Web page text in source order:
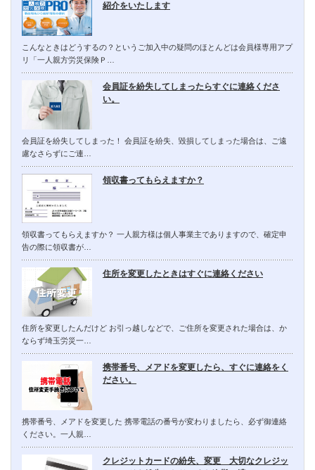
紹介をいたします
こんなときはどうするの？というご加入中の疑問のほとんどは会員様専用アプ
リ「一人親方労災保険Ｐ…
会員証を紛失してしまったらすぐに連絡くださ
い。
会員証を紛失してしまった！ 会員証を紛失、毀損してしまった場合は、ご遠
慮なさらずにご連…
領収書ってもらえますか？
領収書ってもらえますか？ 一人親方様は個人事業主でありますので、確定申
告の際に領収書が…
住所を変更したときはすぐに連絡ください
住所を変更したんだけど お引っ越しなどで、ご住所を変更された場合は、か
ならず埼玉労災一…
携帯番号、メアドを変更したら、すぐに連絡をく
ださい。
携帯番号、メアドを変更した 携帯電話の番号が変わりましたら、必ず御連絡
ください。一人親…
クレジットカードの紛失、変更 大切なクレジッ